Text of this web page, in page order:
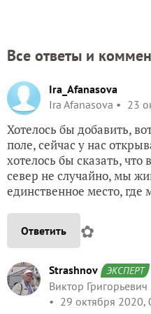
Все ответы и
Ira_Afanasova
Ira Afanasova
23
Хотелось бы добавить,
поле, сейчас у нас
хотелось бы сказать,
север не случайно, мы
единственное место, где
Ответить ✿
Strashnov ЭКСПЕРТ
Виктор Григорьевич
29 октября 2020,